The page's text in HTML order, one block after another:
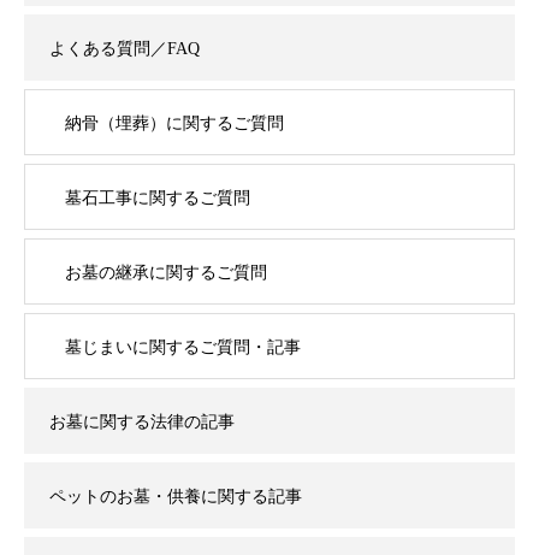
よくある質問／FAQ
納骨（埋葬）に関するご質問
墓石工事に関するご質問
お墓の継承に関するご質問
墓じまいに関するご質問・記事
お墓に関する法律の記事
ペットのお墓・供養に関する記事